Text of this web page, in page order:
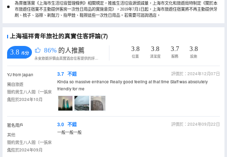
為貫徹落實《上海市生活垃圾管理條例》相關規定，推進生活垃圾源頭減量，上海市文化和旅遊局特制定《關於本
市旅遊住宿業不主動提供客房一次性日用品的實施意見》，2019年7月1日起，上海市旅遊住宿業將不再主動提供牙
刷、梳子、浴擦、剃鬚刀、指甲銼、鞋擦這些一次性日用品。若需要可諮詢酒店。
上海福祥青年旅社的真實住客評論(7)
3.8 /5分 86% 的人推薦
永安旅遊評價由真實酒店住客提供的評價。
3.8
位置
3.8
清潔度
3.7
服務
3.8
設施
YJ from japan
獨自旅遊
簡約男生八人間（一張床
位）
入住於2024年10月
3.7 不錯
評價於：2024年12月07日
Kinda so massive entrance Really good feeling at that time Staff was absolutely
friendly for me
匿名用戶
其他
簡約男生八人間（一張床
位）
入住於2024年09月
3.0 不錯
評價於：2024年09月22日
一般一般一般